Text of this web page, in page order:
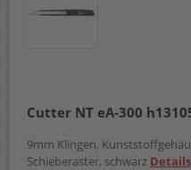
Cutter NT eA-300
9mm Klingen,
Schieberaster, schwarz Details